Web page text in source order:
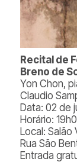
Recital de
Breno de
Yon Chon,
Claudio
Data: 02 de
Horário:
Local: Salão
Rua São
Entrada